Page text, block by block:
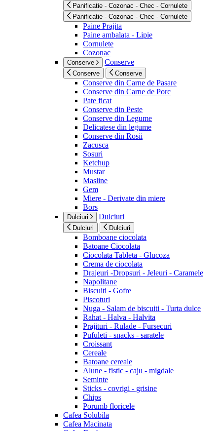
Panificatie - Cozonac - Chec - Cornulete
Panificatie - Cozonac - Chec - Cornulete
Paine Prajita
Paine ambalata - Lipie
Cornulete
Cozonac
Conserve Conserve
Conserve Conserve
Conserve din Carne de Pasare
Conserve din Carne de Porc
Pate ficat
Conserve din Peste
Conserve din Legume
Delicatese din legume
Conserve din Rosii
Zacusca
Sosuri
Ketchup
Mustar
Masline
Gem
Miere - Derivate din miere
Bors
Dulciuri Dulciuri
Dulciuri Dulciuri
Bomboane ciocolata
Batoane Ciocolata
Ciocolata Tableta - Glucoza
Crema de ciocolata
Drajeuri -Dropsuri - Jeleuri - Caramele
Napolitane
Biscuiti - Gofre
Piscoturi
Nuga - Salam de biscuiti - Turta dulce
Rahat - Halva - Halvita
Prajituri - Rulade - Fursecuri
Pufuleti - snacks - saratele
Croissant
Cereale
Batoane cereale
Alune - fistic - caju - migdale
Seminte
Sticks - covrigi - grisine
Chips
Porumb floricele
Cafea Solubila
Cafea Macinata